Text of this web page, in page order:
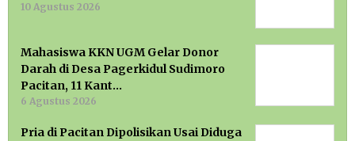
10 Agustus 2026
Mahasiswa KKN UGM Gelar Donor
Darah di Desa Pagerkidul Sudimoro
Pacitan, 11 Kant…
6 Agustus 2026
Pria di Pacitan Dipolisikan Usai Diduga